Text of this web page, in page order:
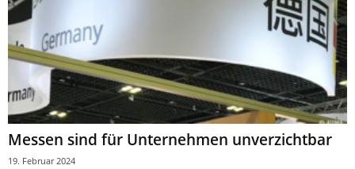
Messen sind für Unternehmen unverzichtbar
19. Februar 2024